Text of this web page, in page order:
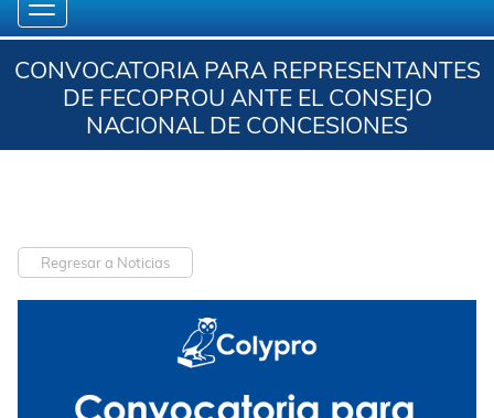
CONVOCATORIA PARA REPRESENTANTES
DE FECOPROU ANTE EL CONSEJO
NACIONAL DE CONCESIONES
Regresar a Noticias